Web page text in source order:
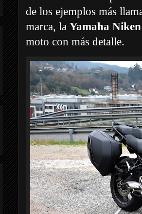
de los ejemplos más
marca, la Yamaha
moto con más detalle.